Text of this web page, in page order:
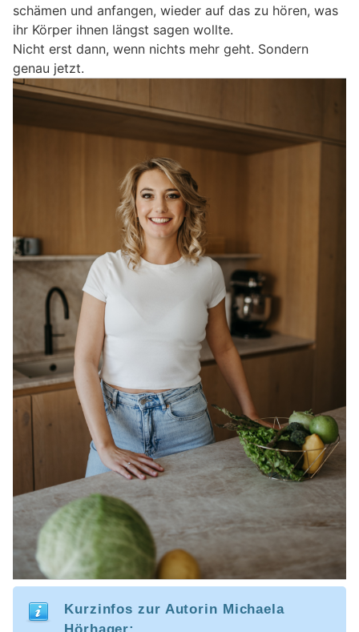
schämen und anfangen, wieder auf das zu hören, was
ihr Körper ihnen längst sagen wollte.
Nicht erst dann, wenn nichts mehr geht. Sondern
genau jetzt.
Kurzinfos zur Autorin Michaela
Hörhager: